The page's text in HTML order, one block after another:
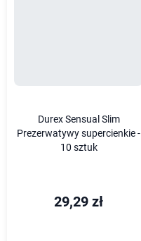
Durex Sensual Slim
Prezerwatywy supercienkie -
10 sztuk
29,29 zł